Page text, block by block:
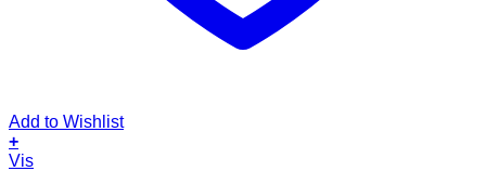
Add to Wishlist
+
Dette
Vis